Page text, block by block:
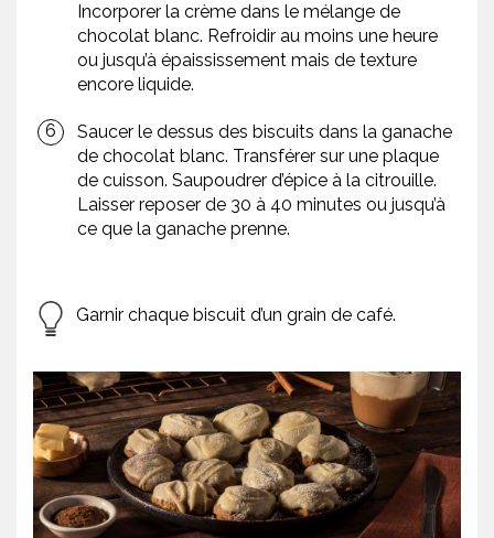
Incorporer la crème dans le mélange de
chocolat blanc. Refroidir au moins une heure
ou jusqu’à épaississement mais de texture
encore liquide.
Saucer le dessus des biscuits dans la ganache
de chocolat blanc. Transférer sur une plaque
de cuisson. Saupoudrer d’épice à la citrouille.
Laisser reposer de 30 à 40 minutes ou jusqu’à
ce que la ganache prenne.
Garnir chaque biscuit d’un grain de café.